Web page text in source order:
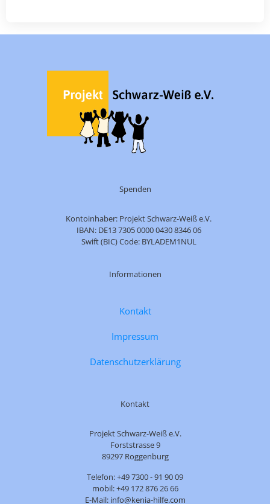
Spenden
Kontoinhaber: Projekt Schwarz-Weiß e.V.
IBAN: DE13 7305 0000 0430 8346 06
Swift (BIC) Code: BYLADEM1NUL
Informationen
Kontakt
Impressum
Datenschutzerklärung
Kontakt
Projekt Schwarz-Weiß e.V.
Forststrasse 9
89297 Roggenburg
Telefon: +49 7300 - 91 90 09
mobil: +49 172 876 26 66
E-Mail: info@kenia-hilfe.com